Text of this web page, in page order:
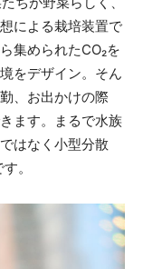
による栽培装置で
集められたCO₂を
をデザイン。そん
、お出かけの際
ます。まるで水族
はなく小型分散
。